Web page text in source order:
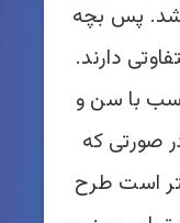
پس بچه
دارند.
با سن و
صورتی که
است طرح